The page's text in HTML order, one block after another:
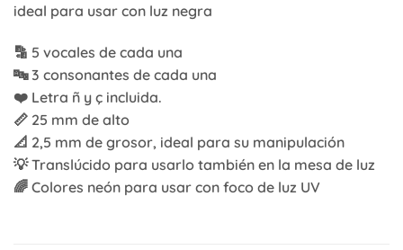
ideal para usar con luz negra
🔡 5 vocales de cada una
🔤 3 consonantes de cada una
❤️ Letra ñ y ç incluida.
📏 25 mm de alto
📐 2,5 mm de grosor, ideal para su manipulación
💡 Translúcido para usarlo también en la mesa de luz
🌈 Colores neón para usar con foco de luz UV